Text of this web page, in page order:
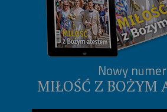
Nowy numer
MIŁOŚĆ Z BOŻYM